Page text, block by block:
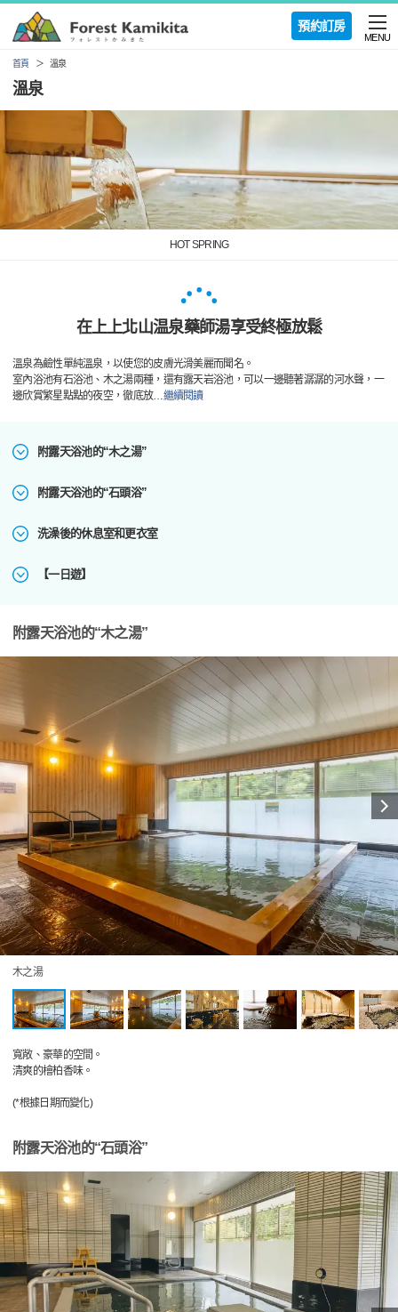
預約訂房
MENU
首頁 溫泉
溫泉
HOT SPRING
在上上北山温泉藥師湯享受終極放鬆
溫泉為鹼性單純溫泉，以使您的皮膚光滑美麗而聞名。
室內浴池有石浴池、木之湯兩種，還有露天岩浴池，可以一邊聽著潺潺的河水聲，一
邊欣賞繁星點點的夜空，徹底放…繼續閱讀
附露天浴池的“木之湯”
附露天浴池的“石頭浴”
洗澡後的休息室和更衣室
【一日遊】
附露天浴池的“木之湯”
木之湯
寬敞、豪華的空間。
清爽的檜柏香味。
(*根據日期而變化)
附露天浴池的“石頭浴”